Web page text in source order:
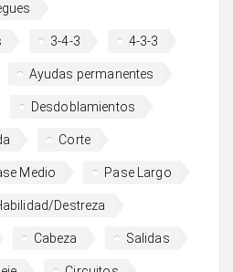
3-4-3 4-3-3
Ayudas permanentes
Desdoblamientos
Corte
Medio Pase Largo
Destreza
Cabeza Salidas